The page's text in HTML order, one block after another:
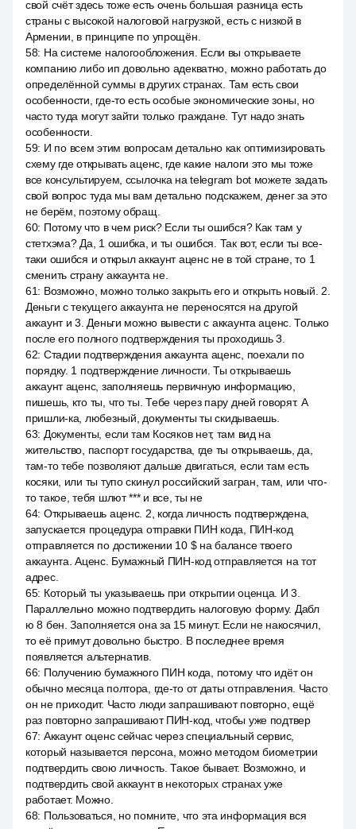
свой счёт здесь тоже есть очень большая разница есть
страны с высокой налоговой нагрузкой, есть с низкой в
Армении, в принципе по упрощён.
58: На системе налогообложения. Если вы открываете
компанию либо ип довольно адекватно, можно работать до
определённой суммы в других странах. Там есть свои
особенности, где-то есть особые экономические зоны, но
часто туда могут зайти только граждане. Тут надо знать
особенности.
59: И по всем этим вопросам детально как оптимизировать
схему где открывать аценс, где какие налоги это мы тоже
все консультируем, ссылочка на telegram bot можете задать
свой вопрос туда мы вам детально подскажем, денег за это
не берём, поэтому обращ.
60: Потому что в чем риск? Если ты ошибся? Как там у
стетхэма? Да, 1 ошибка, и ты ошибся. Так вот, если ты все-
таки ошибся и открыл аккаунт аценс не в той стране, то 1
сменить страну аккаунта не.
61: Возможно, можно только закрыть его и открыть новый. 2.
Деньги с текущего аккаунта не переносятся на другой
аккаунт и 3. Деньги можно вывести с аккаунта аценс. Только
после его полного подтверждения ты проходишь 3.
62: Стадии подтверждения аккаунта аценс, поехали по
порядку. 1 подтверждение личности. Ты открываешь
аккаунт аценс, заполняешь первичную информацию,
пишешь, кто ты, что ты. Тебе через пару дней говорят. А
пришли-ка, любезный, документы ты скидываешь.
63: Документы, если там Косяков нет, там вид на
жительство, паспорт государства, где ты открываешь, да,
там-то тебе позволяют дальше двигаться, если там есть
косяки, или ты тупо скинул российский загран, там, или что-
то такое, тебя шлют *** и все, ты не
64: Открываешь аценс. 2, когда личность подтверждена,
запускается процедура отправки ПИН кода, ПИН-код
отправляется по достижении 10 $ на балансе твоего
аккаунта. Аценс. Бумажный ПИН-код отправляется на тот
адрес.
65: Который ты указываешь при открытии оценца. И 3.
Параллельно можно подтвердить налоговую форму. Дабл
ю 8 бен. Заполняется она за 15 минут. Если не накосячил,
то её примут довольно быстро. В последнее время
появляется альтернатив.
66: Получению бумажного ПИН кода, потому что идёт он
обычно месяца полтора, где-то от даты отправления. Часто
он не приходит. Часто люди запрашивают повторно, ещё
раз повторно запрашивают ПИН-код, чтобы уже подтвер
67: Аккаунт оценс сейчас через специальный сервис,
который называется персона, можно методом биометрии
подтвердить свою личность. Такое бывает. Возможно, и
подтвердить свой аккаунт в некоторых странах уже
работает. Можно.
68: Пользоваться, но помните, что эта информация вся